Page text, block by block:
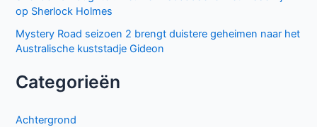
op Sherlock Holmes
Mystery Road seizoen 2 brengt duistere geheimen naar het
Australische kuststadje Gideon
Categorieën
Achtergrond